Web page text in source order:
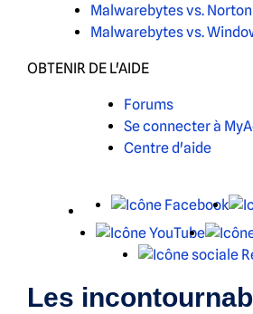
Malwarebytes vs. Norton
Malwarebytes vs.
OBTENIR DE L'AIDE
Forums
Se connecter à
Centre d'aide
X
Les